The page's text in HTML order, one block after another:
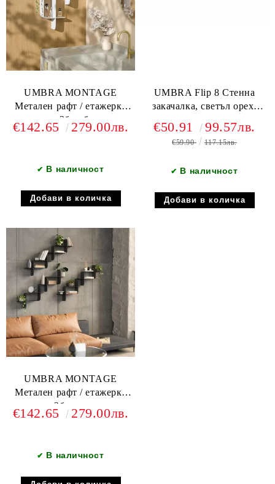
UMBRA MONTAGE
Метален рафт / етажерка
сет 2бр., бял
€142.65 279.00лв.
✔ В наличност
UMBRA Flip 8 Стенна
закачалка, светъл орех/
€50.91 99.57лв.
€59.90 117.15лв.
✔ В наличност
UMBRA MONTAGE
Метален рафт / етажерка
сет 2бр., черен
€142.65 279.00лв.
✔ В наличност